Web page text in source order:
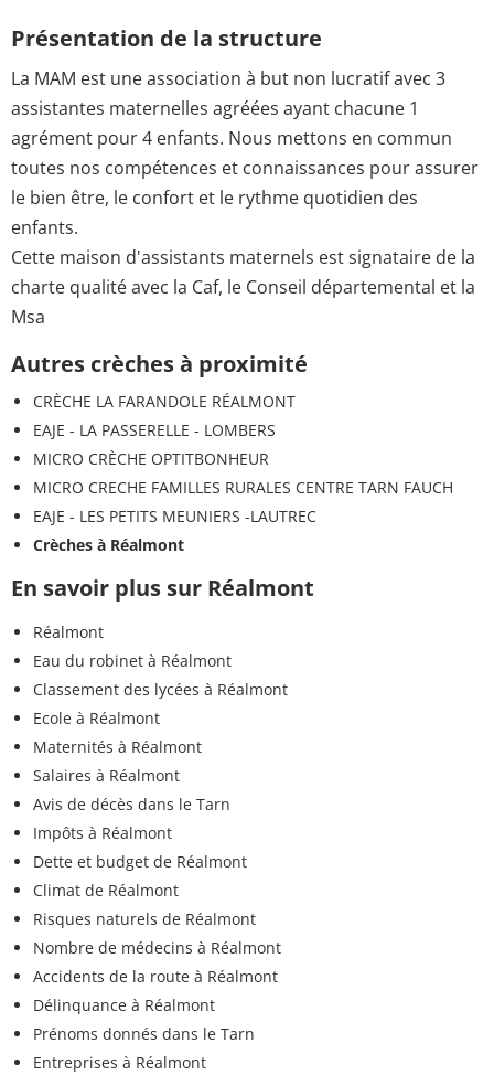
Présentation de la structure
La MAM est une association à but non lucratif avec 3
assistantes maternelles agréées ayant chacune 1
agrément pour 4 enfants. Nous mettons en commun
toutes nos compétences et connaissances pour assurer
le bien être, le confort et le rythme quotidien des
enfants.
Cette maison d'assistants maternels est signataire de la
charte qualité avec la Caf, le Conseil départemental et la
Msa
Autres crèches à proximité
CRÈCHE LA FARANDOLE RÉALMONT
EAJE - LA PASSERELLE - LOMBERS
MICRO CRÈCHE OPTITBONHEUR
MICRO CRECHE FAMILLES RURALES CENTRE TARN FAUCH
EAJE - LES PETITS MEUNIERS -LAUTREC
Crèches à Réalmont
En savoir plus sur Réalmont
Réalmont
Eau du robinet à Réalmont
Classement des lycées à Réalmont
Ecole à Réalmont
Maternités à Réalmont
Salaires à Réalmont
Avis de décès dans le Tarn
Impôts à Réalmont
Dette et budget de Réalmont
Climat de Réalmont
Risques naturels de Réalmont
Nombre de médecins à Réalmont
Accidents de la route à Réalmont
Délinquance à Réalmont
Prénoms donnés dans le Tarn
Entreprises à Réalmont